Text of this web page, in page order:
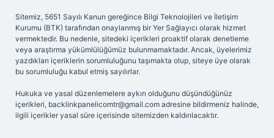
Sitemiz, 5651 Sayılı Kanun gereğince Bilgi Teknolojileri ve İletişim
Kurumu (BTK) tarafından onaylanmış bir Yer Sağlayıcı olarak hizmet
vermektedir. Bu nedenle, sitedeki içerikleri proaktif olarak denetleme
veya araştırma yükümlülüğümüz bulunmamaktadır. Ancak, üyelerimiz
yazdıkları içeriklerin sorumluluğunu taşımakta olup, siteye üye olarak
bu sorumluluğu kabul etmiş sayılırlar.
Hukuka ve yasal düzenlemelere aykırı olduğunu düşündüğünüz
içerikleri, backlinkpanelicomtr@gmail.com adresine bildirmeniz halinde,
ilgili içerikler yasal süre içerisinde sitemizden kaldırılacaktır.